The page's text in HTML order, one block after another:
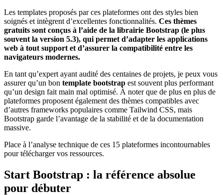
Les templates proposés par ces plateformes ont des styles bien
soignés et intègrent d’excellentes fonctionnalités. Ces thèmes
gratuits sont conçus à l’aide de la librairie Bootstrap (le plus
souvent la version 5.3), qui permet d’adapter les applications
web à tout support et d’assurer la compatibilité entre les
navigateurs modernes.
En tant qu’expert ayant audité des centaines de projets, je peux vous
assurer qu’un bon template bootstrap est souvent plus performant
qu’un design fait main mal optimisé. À noter que de plus en plus de
plateformes proposent également des thèmes compatibles avec
d’autres frameworks populaires comme Tailwind CSS, mais
Bootstrap garde l’avantage de la stabilité et de la documentation
massive.
Place à l’analyse technique de ces 15 plateformes incontournables
pour télécharger vos ressources.
Start Bootstrap : la référence absolue
pour débuter